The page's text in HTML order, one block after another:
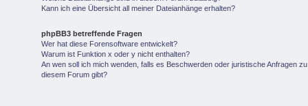
Kann ich eine Übersicht all meiner Dateianhänge erhalten?
phpBB3 betreffende Fragen
Wer hat diese Forensoftware entwickelt?
Warum ist Funktion x oder y nicht enthalten?
An wen soll ich mich wenden, falls es Beschwerden oder juristische Anfragen zu
diesem Forum gibt?